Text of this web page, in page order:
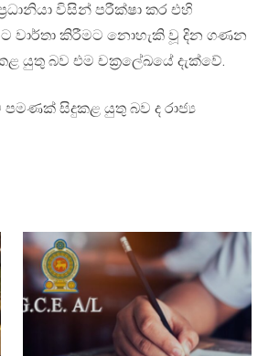
විසින් පරීක්ෂා කර එහි
වාර්තා කිරීමට නොහැකි වූ දින ගණන
යුතු බව එම චක්‍රලේඛයේ දැක්වේ.
සිදුකළ යුතු බව ද රාජ්‍ය